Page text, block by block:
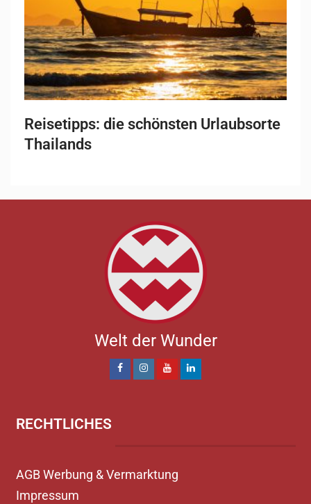
Reisetipps: die schönsten Urlaubsorte
Thailands
Welt der Wunder
RECHTLICHES
AGB Werbung & Vermarktung
Impressum